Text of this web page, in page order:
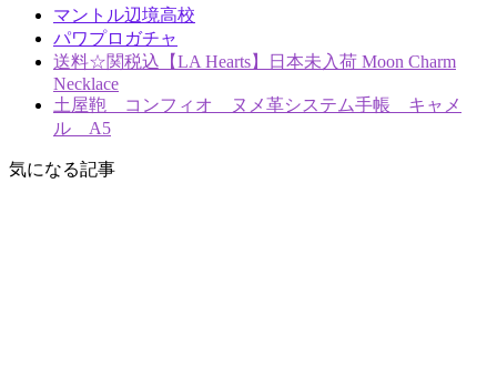
マントル辺境高校
パワプロガチャ
送料☆関税込【LA Hearts】日本未入荷 Moon Charm
Necklace
土屋鞄 コンフィオ ヌメ革システム手帳 キャメ
ル A5
気になる記事